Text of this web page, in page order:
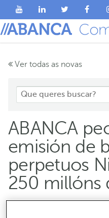
Ver todas as novas
ABANCA
emisión de
perpetuos
250 millóns